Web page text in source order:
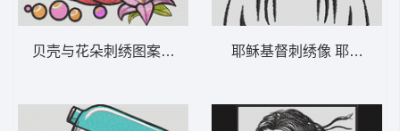
贝壳与花朵刺绣图案 海贝珍珠与花朵 – 海耶稣基督刺绣像 耶稣 9-